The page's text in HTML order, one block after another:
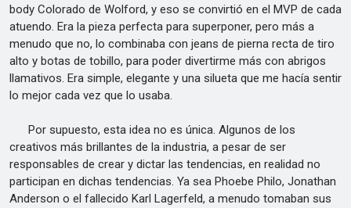
body Colorado de Wolford, y eso se convirtió en el MVP de cada
atuendo. Era la pieza perfecta para superponer, pero más a
menudo que no, lo combinaba con jeans de pierna recta de tiro
alto y botas de tobillo, para poder divertirme más con abrigos
llamativos. Era simple, elegante y una silueta que me hacía sentir
lo mejor cada vez que lo usaba.
Por supuesto, esta idea no es única. Algunos de los
creativos más brillantes de la industria, a pesar de ser
responsables de crear y dictar las tendencias, en realidad no
participan en dichas tendencias. Ya sea Phoebe Philo, Jonathan
Anderson o el fallecido Karl Lagerfeld, a menudo tomaban sus